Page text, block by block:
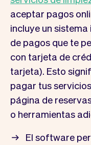
aceptar pagos
incluye un
de pagos que te
con tarjeta de
tarjeta). Esto
pagar tus
página de
o herramientas
El software